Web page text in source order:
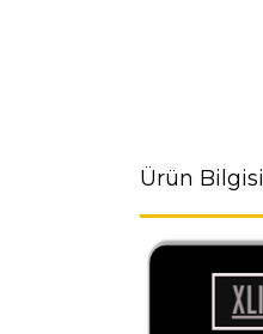
Ürün Bilgisi